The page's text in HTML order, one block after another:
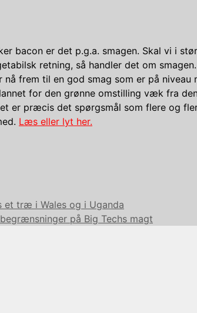
bacon er det p.g.a. smagen. Skal vi i
retning, så handler det om
nå frem til en god smag som er på niveau
for den grønne omstilling væk fra
er præcis det spørgsmål som flere og
Læs eller lyt her.
et træ i Wales og i Uganda
på Big Techs magt